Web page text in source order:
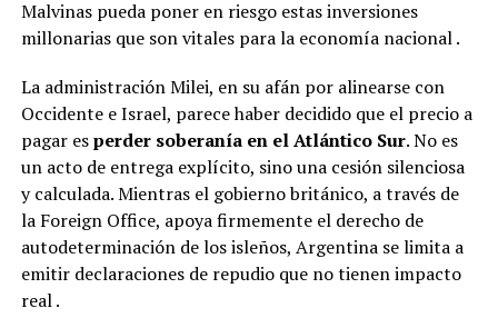
Malvinas pueda poner en riesgo estas inversiones
millonarias que son vitales para la economía nacional.
La administración Milei, en su afán por alinearse con
Occidente e Israel, parece haber decidido que el precio a
pagar esperder soberanía en el Atlántico Sur. No es
un acto de entrega explícito, sino una cesión silenciosa
y calculada. Mientras el gobierno británico, a través de
la Foreign Office, apoya firmemente el derecho de
autodeterminación de los isleños, Argentina se limita a
emitir declaraciones de repudio que no tienen impacto
real.